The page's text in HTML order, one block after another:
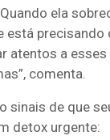
ela
está precisando
atentos a
comenta.
sinais de que
detox urgente: